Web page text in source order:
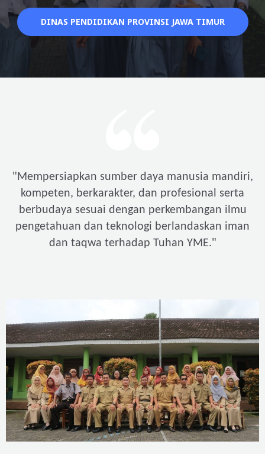
DINAS PENDIDIKAN PROVINSI JAWA TIMUR
"Mempersiapkan sumber daya manusia mandiri,
kompeten, berkarakter, dan profesional serta
berbudaya sesuai dengan perkembangan ilmu
pengetahuan dan teknologi berlandaskan iman
dan taqwa terhadap Tuhan YME."